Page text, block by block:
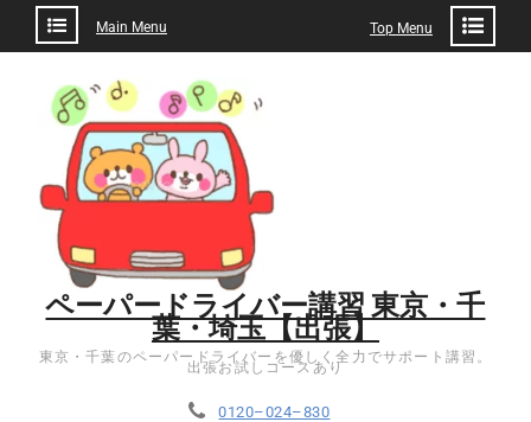
Main Menu Top Menu
ペーパードライバー講習 東京・千
葉・埼玉【出張】
東京・千葉のペーパードライバーを優しく全力でサポート講習。
出張お試しコースあり
0120–024–830